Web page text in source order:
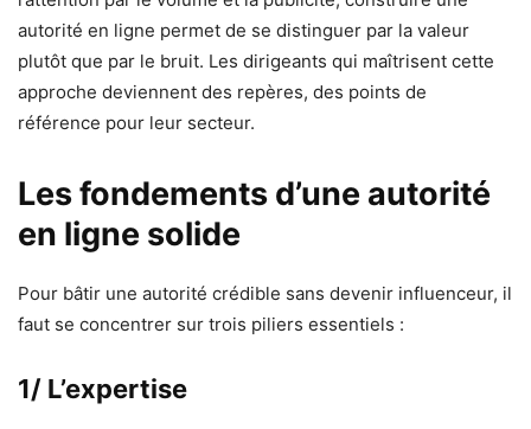
autorité en ligne permet de se distinguer par la valeur
plutôt que par le bruit. Les dirigeants qui maîtrisent cette
approche deviennent des repères, des points de
référence pour leur secteur.
Les fondements d’une autorité
en ligne solide
Pour bâtir une autorité crédible sans devenir influenceur, il
faut se concentrer sur trois piliers essentiels :
1/ L’expertise